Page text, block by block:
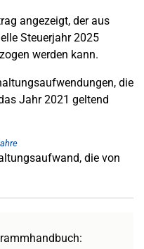
angezeigt, der aus
Steuerjahr 2025
werden kann.
die
Jahr 2021 geltend
die von